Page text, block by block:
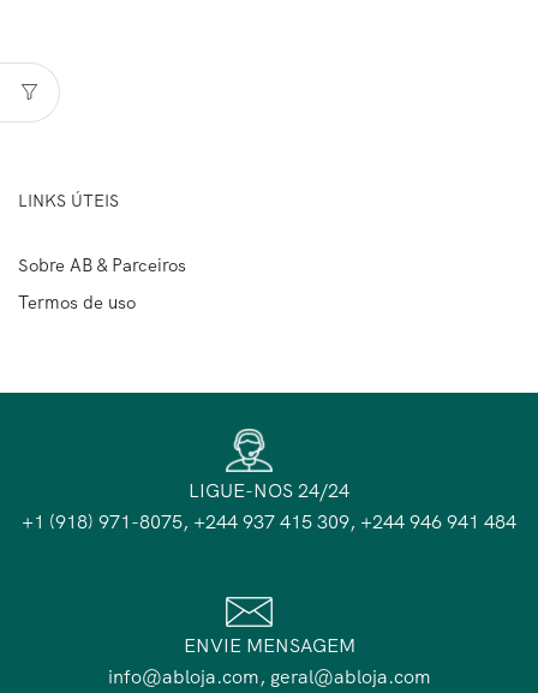
LINKS ÚTEIS
Sobre AB & Parceiros
Termos de uso
LIGUE-NOS 24/24
+1 (918) 971-8075, +244 937 415 309, +244 946 941 484
ENVIE MENSAGEM
info@abloja.com, geral@abloja.com